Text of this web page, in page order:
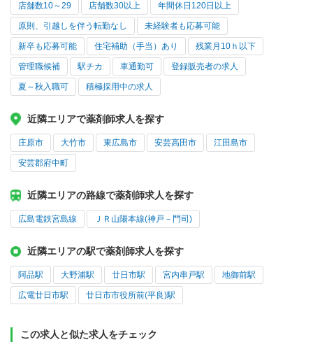
店舗数10～29 店舗数30以上 年間休日120日以上
原則、引越しを伴う転勤なし 未経験者も応募可能
新卒も応募可能 住宅補助（手当）あり 残業月10ｈ以下
管理職候補 駅チカ 車通勤可 登録販売者の求人
夏～秋入職可 積極採用中の求人
近隣エリアで薬剤師求人を探す
庄原市 大竹市 東広島市 安芸高田市 江田島市
安芸郡府中町
近隣エリアの路線で薬剤師求人を探す
広島電鉄宮島線 ＪＲ山陽本線(神戸－門司)
近隣エリアの駅で薬剤師求人を探す
阿品駅 大野浦駅 廿日市駅 宮内串戸駅 地御前駅
広電廿日市駅 廿日市市役所前(平良)駅
この求人と似た求人をチェック